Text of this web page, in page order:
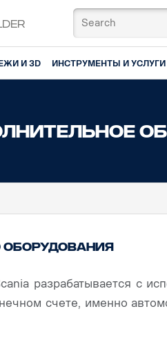
И 3D ИНСТРУМЕНТЫ И УСЛУГИ
оборудования
разрабатывается с
счете, именно